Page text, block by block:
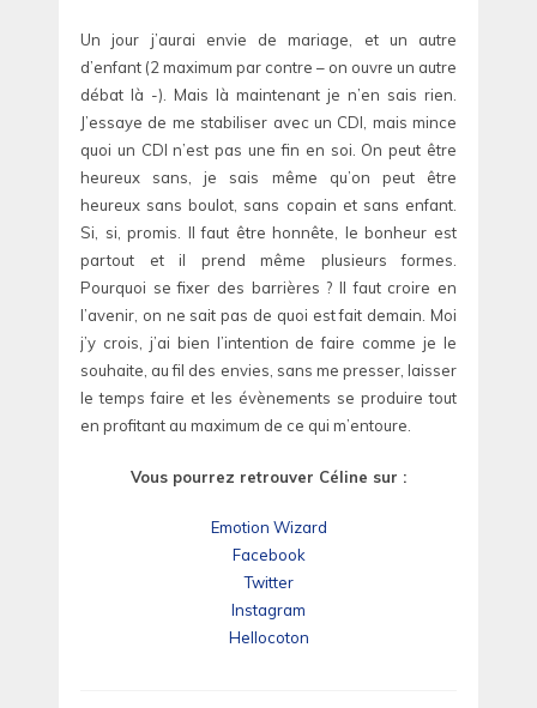
Un jour j’aurai envie de mariage, et un autre
d’enfant (2 maximum par contre – on ouvre un autre
débat là -). Mais là maintenant je n’en sais rien.
J’essaye de me stabiliser avec un CDI, mais mince
quoi un CDI n’est pas une fin en soi. On peut être
heureux sans, je sais même qu’on peut être
heureux sans boulot, sans copain et sans enfant.
Si, si, promis. Il faut être honnête, le bonheur est
partout et il prend même plusieurs formes.
Pourquoi se fixer des barrières ? Il faut croire en
l’avenir, on ne sait pas de quoi est fait demain. Moi
j’y crois, j’ai bien l’intention de faire comme je le
souhaite, au fil des envies, sans me presser, laisser
le temps faire et les évènements se produire tout
en profitant au maximum de ce qui m’entoure.
Vous pourrez retrouver Céline sur :
Emotion Wizard
Facebook
Twitter
Instagram
Hellocoton